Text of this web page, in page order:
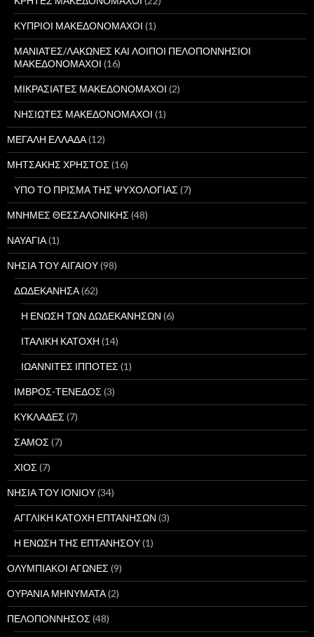
ΚΥΠΡΙΟΙ ΜΑΚΕΔΟΝΟΜΑΧΟΙ (1)
ΜΑΝΙΑΤΕΣ/ΛΑΚΩΝΕΣ ΚΑΙ ΛΟΙΠΟΙ ΠΕΛΟΠΟΝΝΗΣΙΟΙ
ΜΑΚΕΔΟΝΟΜΑΧΟΙ (16)
ΜΙΚΡΑΣΙΑΤΕΣ ΜΑΚΕΔΟΝΟΜΑΧΟΙ (2)
ΝΗΣΙΩΤΕΣ ΜΑΚΕΔΟΝΟΜΑΧΟΙ (1)
ΜΕΓΑΛΗ ΕΛΛΑΔΑ(12)
ΜΗΤΣΑΚΗΣ ΧΡΗΣΤΟΣ (16)
ΥΠΟ ΤΟ ΠΡΙΣΜΑ ΤΗΣ ΨΥΧΟΛΟΓΙΑΣ (7)
ΜΝΗΜΕΣ ΘΕΣΣΑΛΟΝΙΚΗΣ (48)
ΝΑΥΑΓΙΑ(1)
ΝΗΣΙΑ ΤΟΥ ΑΙΓΑΙΟΥ(98)
ΔΩΔΕΚΑΝΗΣΑ(62)
Η ΕΝΩΣΗ ΤΩΝ ΔΩΔΕΚΑΝΗΣΩΝ (6)
ΙΤΑΛΙΚΗ ΚΑΤΟΧΗ (14)
ΙΩΑΝΝΙΤΕΣ ΙΠΠΟΤΕΣ (1)
ΙΜΒΡΟΣ-ΤΕΝΕΔΟΣ (3)
ΚΥΚΛΑΔΕΣ (7)
ΣΑΜΟΣ (7)
ΧΙΟΣ (7)
ΝΗΣΙΑ ΤΟΥ ΙΟΝΙΟΥ(34)
ΑΓΓΛΙΚΗ ΚΑΤΟΧΗ ΕΠΤΑΝΗΣΩΝ (3)
Η ΕΝΩΣΗ ΤΗΣ ΕΠΤΑΝΗΣΟΥ(1)
ΟΛΥΜΠΙΑΚΟΙ ΑΓΩΝΕΣ (9)
ΟΥΡΑΝΙΑ ΜΗΝΥΜΑΤΑ(2)
ΠΕΛΟΠΟΝΝΗΣΟΣ (48)